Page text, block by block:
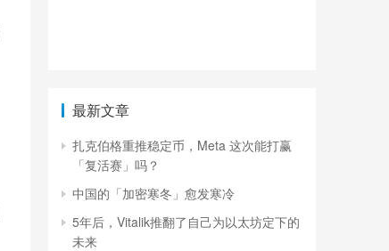
最新文章
扎克伯格重推稳定币，Meta 这次能打赢
「复活赛」吗？
中国的「加密寒冬」愈发寒冷
5年后，Vitalik推翻了自己为以太坊定下的
未来